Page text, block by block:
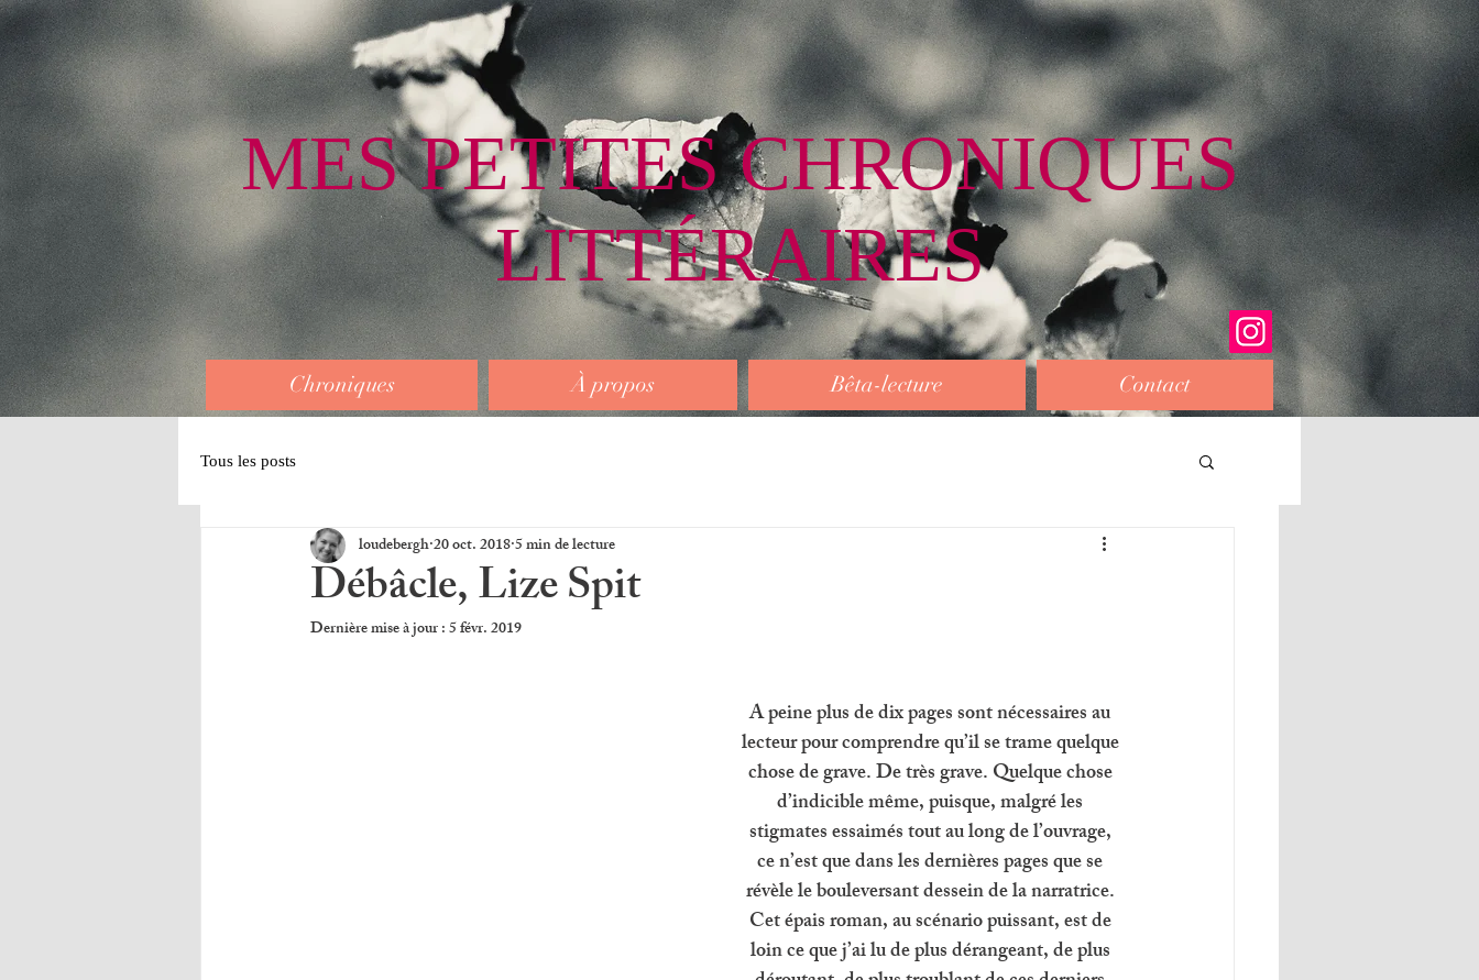
MES PETITES CHRONIQUES
LITTÉRAIRES
Chroniques À propos Bêta-lecture Contact
Tous les posts
Débâcle, Lize Spit
loudebergh20 oct. 20185 min de lecture
Dernière mise à jour :5 févr. 2019
A peine plus de dix pages sont nécessaires au
lecteur pour comprendre qu’il se trame quelque
chose de grave. De très grave. Quelque chose
d’indicible même, puisque, malgré les
stigmates essaimés tout au long de l’ouvrage,
ce n’est que dans les dernières pages que se
révèle le bouleversant dessein de la narratrice.
Cet épais roman, au scénario puissant, est de
loin ce que j’ai lu de plus dérangeant, de plus